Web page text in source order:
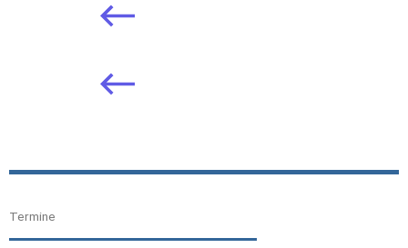
Termine